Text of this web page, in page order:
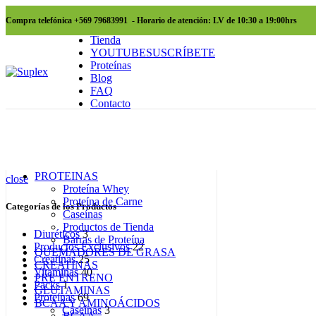
Compra telefónica +569 79683991 - Horario de atención: LV de 10:30 a 19:00hrs
Tienda
YOUTUBESUSCRÍBETE
Proteínas
Blog
FAQ
Contacto
PROTEINAS
Proteína Whey
Proteína de Carne
Caseínas
Productos de Tienda
Barras de Proteína
QUEMADORES DE GRASA
CREATINAS
PRE ENTRENO
GLUTAMINAS
BCAA Y AMINOÁCIDOS
close
Categorías de los Productos
Diuréticos 3
Productos Exclusivos 22
Creatinas 25
Vitaminas 40
Packs 1
Proteínas 69
Caseínas 3